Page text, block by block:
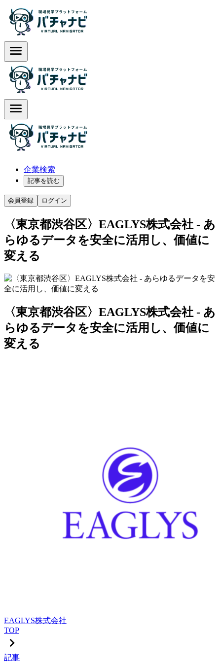
企業検索
記事を読む
会員登録 ログイン
〈東京都渋谷区〉EAGLYS株式会社 - あ
らゆるデータを安全に活用し、価値に
変える
〈東京都渋谷区〉EAGLYS株式会社 - あ
らゆるデータを安全に活用し、価値に
変える
EAGLYS株式会社
TOP
記事